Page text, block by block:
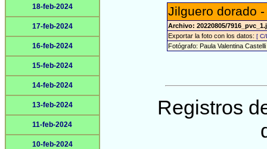
18-feb-2024
17-feb-2024
16-feb-2024
15-feb-2024
14-feb-2024
13-feb-2024
11-feb-2024
10-feb-2024
Jilguero dorado
Archivo: 20220805/
Exportar la foto con los datos:[
Fotógrafo: Paula Valentina
Registros